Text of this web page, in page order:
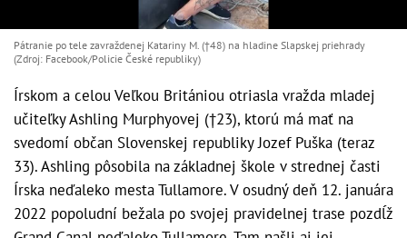
Pátranie po tele zavraždenej Katariny M. (†48) na hladine Slapskej priehrady
(Zdroj: Facebook/Policie České republiky)
Írskom a celou Veľkou Britániou otriasla vražda mladej
učiteľky Ashling Murphyovej (†23), ktorú má mať na
svedomí občan Slovenskej republiky Jozef Puška (teraz
33). Ashling pôsobila na základnej škole v strednej časti
Írska neďaleko mesta Tullamore. V osudný deň 12. januára
2022 popoludní bežala po svojej pravidelnej trase pozdĺž